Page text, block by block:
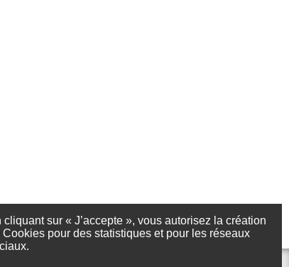
cliquant sur « J’accepte », vous autorisez la création
Cookies pour des statistiques et pour les réseaux